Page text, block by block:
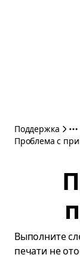
Поддержка
Проблема с
Выполните
печати не